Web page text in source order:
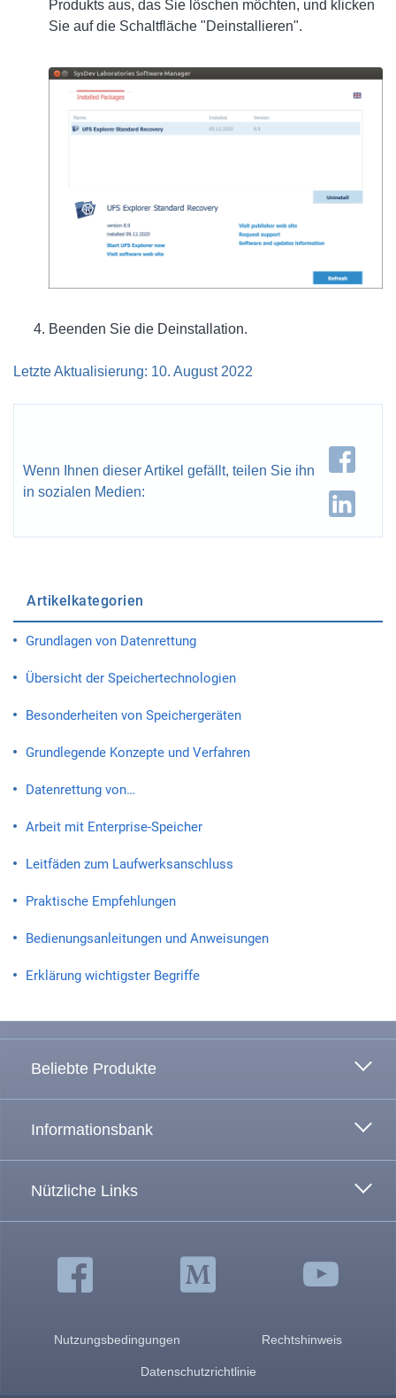
Produkts aus, das Sie löschen möchten, und klicken
Sie auf die Schaltfläche "Deinstallieren".
Beenden Sie die Deinstallation.
Letzte Aktualisierung: 10. August 2022
Wenn Ihnen dieser Artikel gefällt, teilen Sie ihn
in sozialen Medien:
Artikelkategorien
Grundlagen von Datenrettung
Übersicht der Speichertechnologien
Besonderheiten von Speichergeräten
Grundlegende Konzepte und Verfahren
Datenrettung von…
Arbeit mit Enterprise-Speicher
Leitfäden zum Laufwerksanschluss
Praktische Empfehlungen
Bedienungsanleitungen und Anweisungen
Erklärung wichtigster Begriffe
Beliebte Produkte
Informationsbank
Nützliche Links
Nutzungsbedingungen Rechtshinweis
Datenschutzrichtlinie